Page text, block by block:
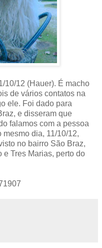
10/12 (Hauer). É macho
de vários contatos na
ele. Foi dado para
e disseram que
falamos com a pessoa
dia, 11/10/12,
no bairro São Braz,
e Tres Marias, perto do